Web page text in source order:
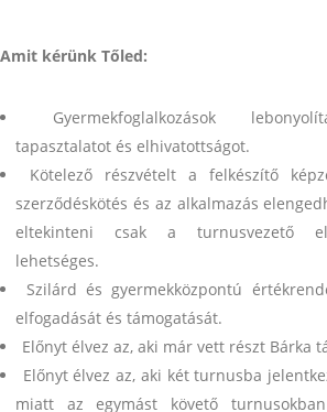
Amit kérünk Tőled:
Gyermekfoglalkozások
tapasztalatot és elhivatottságot.
Kötelező részvételt a felkészítő
szerződéskötés és az alkalmazás
eltekinteni csak a turnusvezető
lehetséges.
Szilárd és gyermekközpontú
elfogadását és támogatását.
Előnyt élvez az, aki már vett részt Bárka
Előnyt élvez az, aki két turnusba
miatt az egymást követő